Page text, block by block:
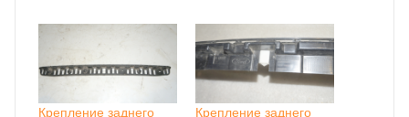
Крепление заднего
Крепление заднего